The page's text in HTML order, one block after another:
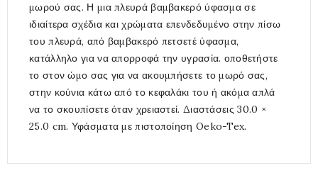
μωρού σας. Η μια πλευρά βαμβακερό ύφασμα σε
ιδιαίτερα σχέδια και χρώματα επενδεδυμένο στην πίσω
του πλευρά, από βαμβακερό πετσετέ ύφασμα,
κατάλληλο για να απορροφά την υγρασία. οποθετήστε
το στον ώμο σας για να ακουμπήσετε το μωρό σας,
στην κούνια κάτω από το κεφαλάκι του ή ακόμα απλά
να το σκουπίσετε όταν χρειαστεί. Διαστάσεις 30.0 ×
25.0 cm. Υφάσματα με πιστοποίηση Oeko-Tex.